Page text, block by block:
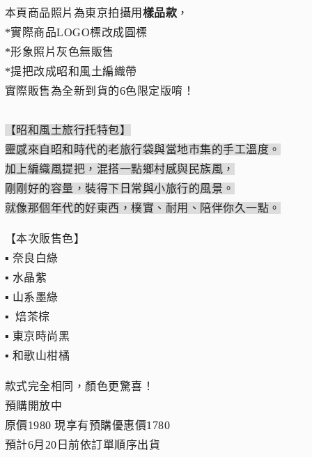
本頁商品照片為東京拍攝用 樣品款 ，
*實際商品LOGO標改成圓標
*形象照片灰色無販售
*提把改成昭和風土編織帶
實際販售為全新到貨的6色限定版唷！
【昭和風土旅行托特包】
靈感來自昭和時代的老旅行袋與當地市集的手工溫度。
加上編織風提把，混搭一點鄉村感與民族風，
剛剛好的容量，裝得下日常與小旅行的風景。
就像那個年代的好東西，樸實、耐用、陪伴你久一點。
【本次販售色】
▪︎ 奈良白綠
▪︎ 水晶紫
▪︎ 山系墨綠
▪︎ 焙茶棕
▪︎ 東京時尚黑
▪︎ 和歌山柑橘
款式完全相同，顏色更驚喜！
預購開放中
原價1980 現享有預購優惠價1780
預計6月20日前依訂單順序出貨